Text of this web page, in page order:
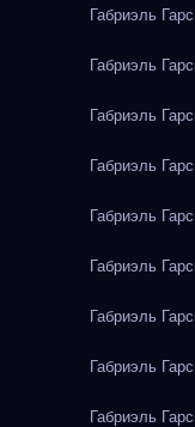
Габриэль
Габриэль
Габриэль
Габриэль
Габриэль
Габриэль
Габриэль
Габриэль
Габриэль